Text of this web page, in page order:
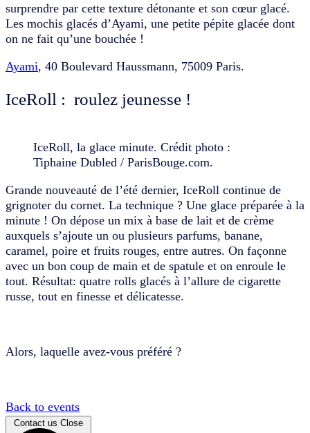
surprendre par cette texture détonante et son cœur glacé.
Les mochis glacés d’Ayami, une petite pépite glacée dont
on ne fait qu’une bouchée !
Ayami, 40 Boulevard Haussmann, 75009 Paris.
IceRoll : roulez jeunesse !
IceRoll, la glace minute. Crédit photo :
Tiphaine Dubled / ParisBouge.com.
Grande nouveauté de l’été dernier, IceRoll continue de
grignoter du cornet. La technique ? Une glace préparée à la
minute ! On dépose un mix à base de lait et de crème
auxquels s’ajoute un ou plusieurs parfums, banane,
caramel, poire et fruits rouges, entre autres. On façonne
avec un bon coup de main et de spatule et on enroule le
tout. Résultat: quatre rolls glacés à l’allure de cigarette
russe, tout en finesse et délicatesse.
Alors, laquelle avez-vous préféré ?
Back to events
Contact us Close